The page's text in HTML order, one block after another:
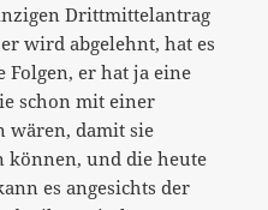
Drittmittelantrag
wird abgelehnt, hat es
er hat ja eine
schon mit einer
wären, damit sie
können, und die heute
es angesichts der